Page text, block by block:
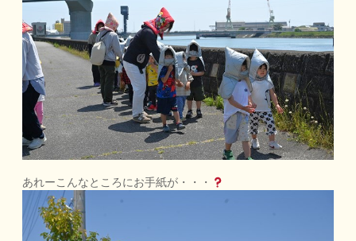
あれーこんなところにお手紙が・・・